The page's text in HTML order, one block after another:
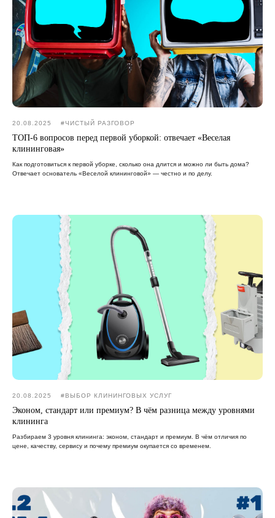
20.08.2025 #ЧИСТЫЙ РАЗГОВОР
ТОП-6 вопросов перед первой уборкой: отвечает «Веселая
клининговая»
Как подготовиться к первой уборке, сколько она длится и можно ли быть дома?
Отвечает основатель «Веселой клининговой» — честно и по делу.
20.08.2025 #ВЫБОР КЛИНИНГОВЫХ УСЛУГ
Эконом, стандарт или премиум? В чём разница между уровнями
клининга
Разбираем 3 уровня клининга: эконом, стандарт и премиум. В чём отличия по
цене, качеству, сервису и почему премиум окупается со временем.